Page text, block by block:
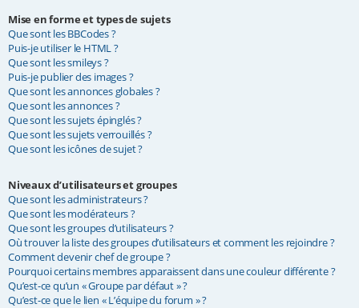
Mise en forme et types de sujets
Que sont les BBCodes ?
Puis-je utiliser le HTML ?
Que sont les smileys ?
Puis-je publier des images ?
Que sont les annonces globales ?
Que sont les annonces ?
Que sont les sujets épinglés ?
Que sont les sujets verrouillés ?
Que sont les icônes de sujet ?
Niveaux d’utilisateurs et groupes
Que sont les administrateurs ?
Que sont les modérateurs ?
Que sont les groupes d’utilisateurs ?
Où trouver la liste des groupes d’utilisateurs et comment les rejoindre ?
Comment devenir chef de groupe ?
Pourquoi certains membres apparaissent dans une couleur différente ?
Qu’est-ce qu’un « Groupe par défaut » ?
Qu’est-ce que le lien « L’équipe du forum » ?